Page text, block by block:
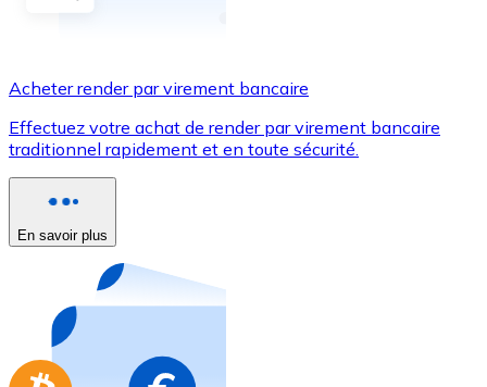
Utilisez les cartes Visa et Mastercard pour acheter
Acheter avec carte
Nouveau
Achetez des cartes-cadeaux de vos marques
Aller à la boutique de cartes-cadeaux
Acheter render par virement bancaire
Effectuez votre achat de render par virement bancaire
traditionnel rapidement et en toute sécurité.
En savoir plus